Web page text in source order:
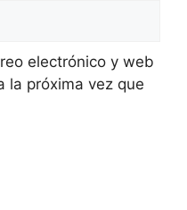
electrónico y web
la próxima vez que